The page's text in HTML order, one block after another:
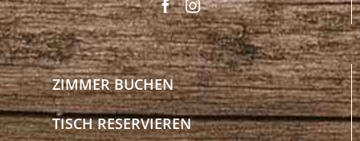
ZIMMER BUCHEN
TISCH RESERVIEREN